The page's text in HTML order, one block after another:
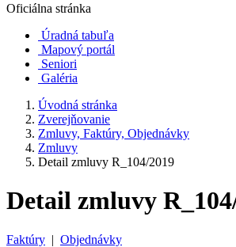
Oficiálna stránka
Úradná tabuľa
Mapový portál
Seniori
Galéria
Úvodná stránka
Zverejňovanie
Zmluvy, Faktúry, Objednávky
Zmluvy
Detail zmluvy R_104/2019
Detail zmluvy
Faktúry | Objednávky